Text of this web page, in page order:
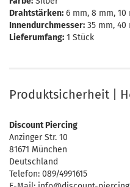
Drahtstärken: 6 mm, 8 mm, 10
Innendurchmesser: 35 mm, 40
Lieferumfang: 1 Stück
Produktsicherheit |
Discount Piercing
Anzinger Str. 10
81671 München
Deutschland
Telefon: 089/4991615